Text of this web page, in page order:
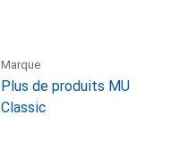
Marque
Plus de produits MU
Classic